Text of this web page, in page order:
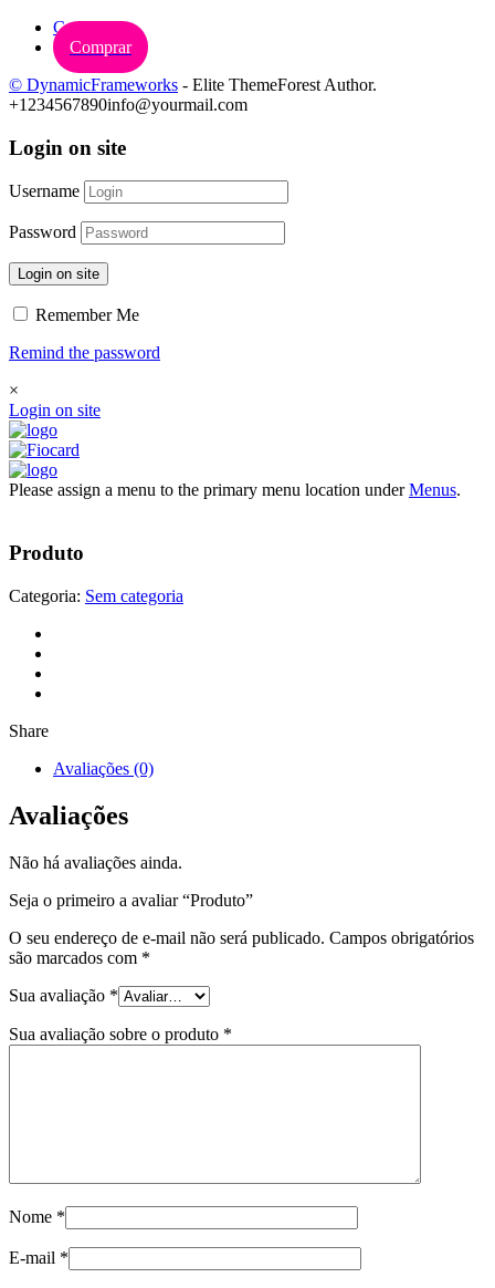
Carrinho
Comprar
© DynamicFrameworks - Elite ThemeForest Author.
+1234567890info@yourmail.com
Login on site
Username
Password
Login on site
Remember Me
Remind the password
×
Login on site
Please assign a menu to the primary menu location underMenus.
Produto
Categoria: Sem categoria
Share
Avaliações (0)
Avaliações
Não há avaliações ainda.
Seja o primeiro a avaliar “Produto”
O seu endereço de e-mail não será publicado. Campos obrigatórios
são marcados com *
Sua avaliação *
Sua avaliação sobre o produto *
Nome *
E-mail *